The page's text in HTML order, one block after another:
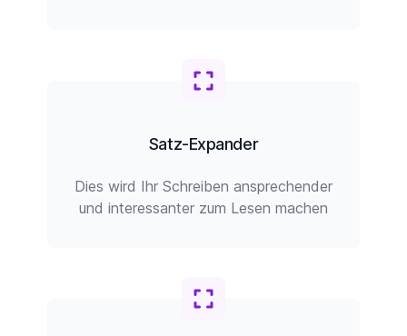
Satz-Expander
Dies wird Ihr Schreiben ansprechender
und interessanter zum Lesen machen